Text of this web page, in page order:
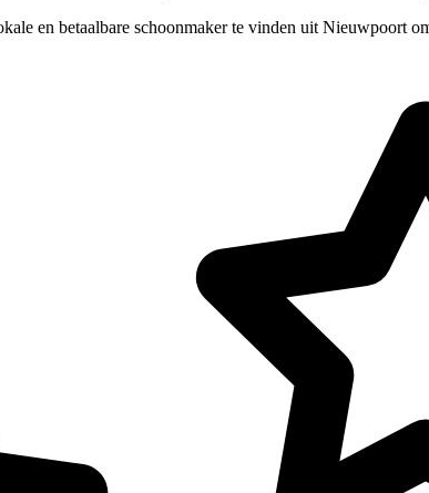
en betaalbare schoonmaker te vinden uit Nieuwpoort